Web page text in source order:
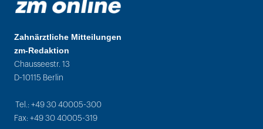
Zahnärztliche Mitteilungen
zm-Redaktion
Chausseestr. 13
D-10115 Berlin
Tel.: +49 30 40005-300
Fax: +49 30 40005-319